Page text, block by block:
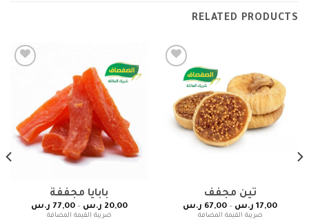
RELATED PRODUCTS
تين مجفف
17,00 ر.س –
67,00 ر.س
ضريبة القيمة المضافة
بابايا مجففة
20,00 ر.س –
77,00 ر.س
ضريبة القيمة المضافة